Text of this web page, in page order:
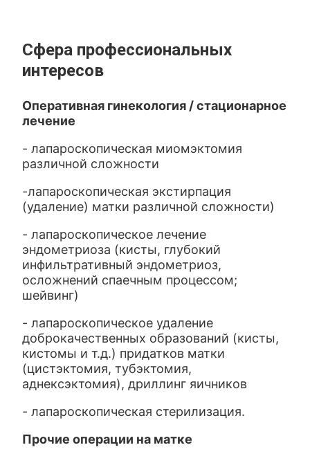
Сфера профессиональных
интересов
Оперативная гинекология / стационарное
лечение
- лапароскопическая миомэктомия
различной сложности
-лапароскопическая экстирпация
(удаление) матки различной сложности)
- лапароскопическое лечение
эндометриоза (кисты, глубокий
инфильтративный эндометриоз,
осложнений спаечным процессом;
шейвинг)
- лапароскопическое удаление
доброкачественных образований (кисты,
кистомы и т.д.) придатков матки
(цистэктомия, тубэктомия,
аднексэктомия), дриллинг яичников
- лапароскопическая стерилизация.
Прочие операции на матке